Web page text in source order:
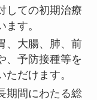
しての初期治療
す。
、大腸、肺、前
、予防接種等を
だけます。
期間にわたる総